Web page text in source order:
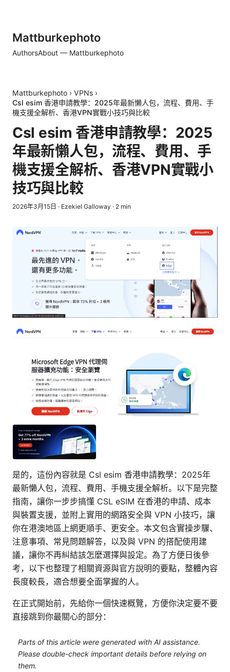
Mattburkephoto
AuthorsAbout — Mattburkephoto
Mattburkephoto › VPNs ›
Csl esim 香港申請教學：2025年最新懶人包，流程、費用、手
機支援全解析、香港VPN實戰小技巧與比較
Csl esim 香港申請教學：2025
年最新懶人包，流程、費用、手
機支援全解析、香港VPN實戰小
技巧與比較
2026年3月15日 · Ezekiel Galloway · 2 min
是的，這份內容就是 Csl esim 香港申請教學：2025年
最新懶人包，流程、費用、手機支援全解析。以下是完整
指南，讓你一步步搞懂 CSL eSIM 在香港的申請、成本
與裝置支援，並附上實用的網路安全與 VPN 小技巧，讓
你在港澳地區上網更順手、更安全。本文包含實操步驟、
注意事項、常見問題解答，以及與 VPN 的搭配使用建
議，讓你不再糾結該怎麼選擇與設定。為了方便日後參
考，以下也整理了相關資源與官方說明的要點，整體內容
長度較長，適合想要全面掌握的人。
在正式開始前，先給你一個快速概覽，方便你決定要不要
直接跳到你最關心的部分：
Parts of this article were generated with AI assistance.
Please double-check important details before relying on
them.